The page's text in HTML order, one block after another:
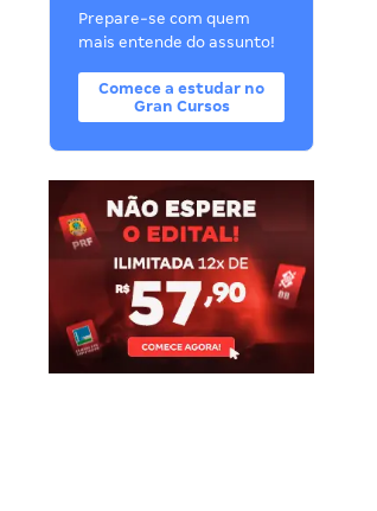
Prepare-se com quem
mais entende do assunto!
Comece a estudar no
Gran Cursos